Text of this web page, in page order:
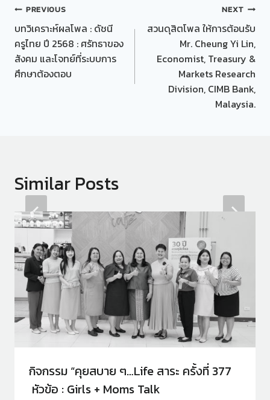
Post
navigation
PREVIOUS
บทวิเคราะห์ผลโพล : ดัชนี
ครูไทย ปี 2568 : ศรัทธาของ
สังคม และโจทย์ที่ระบบการ
ศึกษาต้องตอบ
NEXT
สวนดุสิตโพล ให้การต้อนรับ
Mr. Cheung Yi Lin,
Economist, Treasury &
Markets Research
Division, CIMB Bank,
Malaysia.
Similar Posts
กิจกรรม “คุยสบาย ๆ…Life สาระ ครั้งที่ 377
หัวข้อ : Girls + Moms Talk